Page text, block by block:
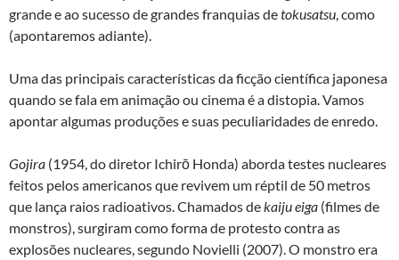
grande e ao sucesso de grandes franquias detokusatsu, como
(apontaremos adiante).
Uma das principais características da ficção científica japonesa
quando se fala em animação ou cinema é a distopia. Vamos
apontar algumas produções e suas peculiaridades de enredo.
Gojira (1954, do diretor Ichirō Honda) aborda testes nucleares
feitos pelos americanos que revivem um réptil de 50 metros
que lança raios radioativos. Chamados dekaiju eiga (filmes de
monstros), surgiram como forma de protesto contra as
explosões nucleares, segundo Novielli (2007). O monstro era